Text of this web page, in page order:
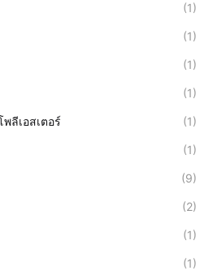
(1)
(1)
(1)
(1)
ลีเอสเตอร์ (1)
(1)
(9)
(2)
(1)
(1)